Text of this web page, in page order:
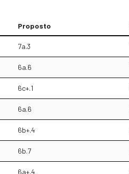
Proposto
7a.3
6a.6
6c+.1
6a.6
6b+.4
6b.7
6a+.4